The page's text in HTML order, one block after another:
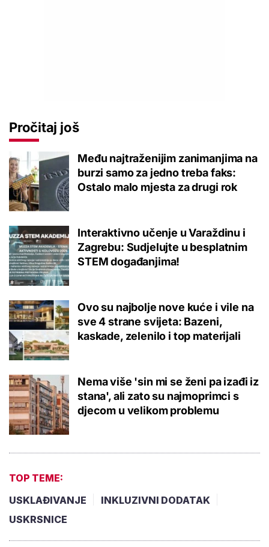
Pročitaj još
Među najtraženijim zanimanjima na
burzi samo za jedno treba faks:
Ostalo malo mjesta za drugi rok
Interaktivno učenje u Varaždinu i
Zagrebu: Sudjelujte u besplatnim
STEM događanjima!
Ovo su najbolje nove kuće i vile na
sve 4 strane svijeta: Bazeni,
kaskade, zelenilo i top materijali
Nema više 'sin mi se ženi pa izađi iz
stana', ali zato su najmoprimci s
djecom u velikom problemu
TOP TEME:
USKLAĐIVANJE
INKLUZIVNI DODATAK
USKRSNICE